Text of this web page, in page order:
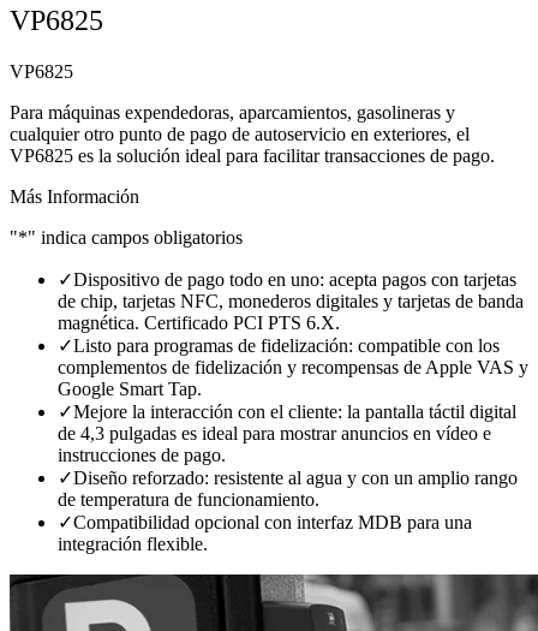
VP6825
VP6825
Para máquinas expendedoras, aparcamientos, gasolineras y
cualquier otro punto de pago de autoservicio en exteriores, el
VP6825 es la solución ideal para facilitar transacciones de pago.
Más Información
"*" indica campos obligatorios
✓Dispositivo de pago todo en uno: acepta pagos con tarjetas
de chip, tarjetas NFC, monederos digitales y tarjetas de banda
magnética. Certificado PCI PTS 6.X.
✓Listo para programas de fidelización: compatible con los
complementos de fidelización y recompensas de Apple VAS y
Google Smart Tap.
✓Mejore la interacción con el cliente: la pantalla táctil digital
de 4,3 pulgadas es ideal para mostrar anuncios en vídeo e
instrucciones de pago.
✓Diseño reforzado: resistente al agua y con un amplio rango
de temperatura de funcionamiento.
✓Compatibilidad opcional con interfaz MDB para una
integración flexible.